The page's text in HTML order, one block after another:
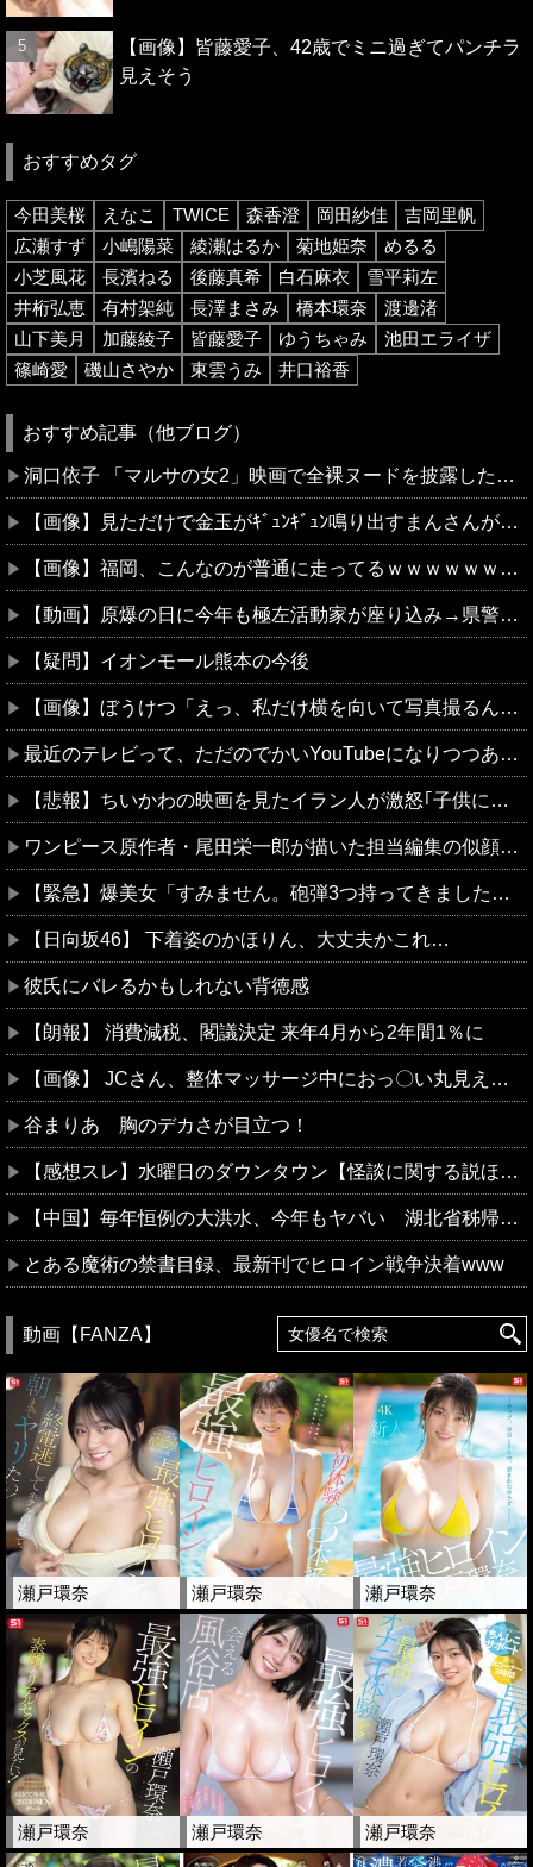
【画像】皆藤愛子、42歳でミニ過ぎてパンチラ
見えそう
おすすめタグ
今田美桜 えなこ TWICE 森香澄 岡田紗佳
吉岡里帆
広瀬すず
小嶋陽菜 綾瀬はるか 菊地姫奈
めるる
小芝風花
長濱ねる 後藤真希 白石麻衣
雪平莉左
井桁弘恵
有村架純 長澤まさみ 橋本環奈
渡邊渚
山下美月
加藤綾子 皆藤愛子 ゆうちゃみ
池田エライザ
篠崎愛
磯山さやか 東雲うみ 井口裕香
おすすめ記事（他ブログ）
洞口依子 「マルサの女2」映画で全裸ヌードを披露した作品 ※動画＆画像あり
【画像】見ただけで金玉がｷﾞｭﾝｷﾞｭﾝ鳴り出すまんさんがこちら
【画像】福岡、こんなのが普通に走ってるｗｗｗｗｗｗｗｗｗｗｗｗｗｗｗｗｗｗｗｗｗｗｗｗｗｗｗｗｗｗｗｗｗｗｗｗｗｗｗｗ
【動画】原爆の日に今年も極左活動家が座り込み→県警に強制排除される動画が話題に
【疑問】イオンモール熊本の今後
【画像】ぼうけつ「えっ、私だけ横を向いて写真撮るんですか？！」→結果w w w w w w w w
最近のテレビって、ただのでかいYouTubeになりつつあるよな
【悲報】ちいかわの映画を見たイラン人が激怒｢子供に見せる内容じゃない｡悪影響は計り知れない｣←これw w w w w w w w w
ワンピース原作者・尾田栄一郎が描いた担当編集の似顔絵「ムダに東大卒」
【緊急】爆美女「すみません。砲弾3つ持ってきました」警察「！？」自衛隊「！？」→結果w w w w w w w w
【日向坂46】 下着姿のかほりん、大丈夫かこれ…
彼氏にバレるかもしれない背徳感
【朗報】 消費減税、閣議決定 来年4月から2年間1％に
【画像】 JCさん、整体マッサージ中におっ〇い丸見え放送事故！オカズにされてシコられまくるｗｗｗ
谷まりあ 胸のデカさが目立つ！
【感想スレ】水曜日のダウンタウン【怪談に関する説ほか】
【中国】毎年恒例の大洪水、今年もヤバい 湖北省秭帰県で山洪水が市街地を直撃、工場浸水・車両が次々流される
とある魔術の禁書目録、最新刊でヒロイン戦争決着www
動画【FANZA】
瀬戸環奈 瀬戸環奈 瀬戸環奈
瀬戸環奈 瀬戸環奈 瀬戸環奈